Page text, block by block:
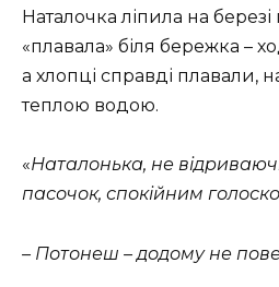
Наталочка ліпила на
«плавала» біля бережка –
а хлопці справді плавали,
теплою водою.
«Наталонька, не
пасочок, спокійним
– Потонеш – додому не